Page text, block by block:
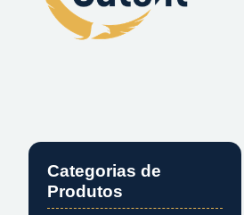
Categorias de
Produtos